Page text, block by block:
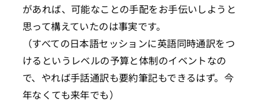
があれば、可能なことの手配をお手伝いしようと
思って構えていたのは事実です。
（すべての日本語セッションに英語同時通訳をつ
けるというレベルの予算と体制のイベントなの
で、やれば手話通訳も要約筆記もできるはず。今
年なくても来年でも）